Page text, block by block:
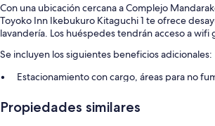
Con una ubicación cercana a Complejo
Toyoko Inn Ikebukuro Kitaguchi 1 te ofrece
lavandería. Los huéspedes tendrán acceso a wifi
Se incluyen los siguientes beneficios adicionales:
Estacionamiento con cargo, áreas para no
Un ascensor, una máquina expendedora y un
Propiedades similares